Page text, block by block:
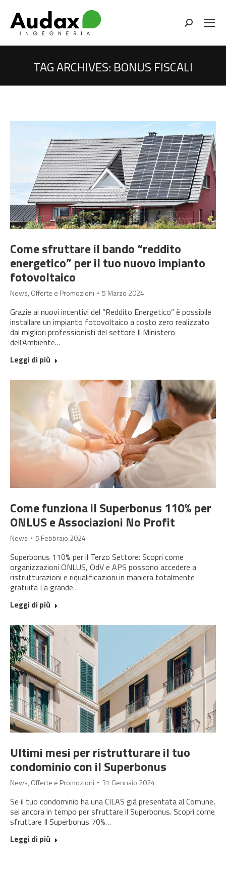
Cerca
TAG ARCHIVES: BONUS FISCALI
You are here:
Come sfruttare il bando “reddito
energetico” per il tuo nuovo impianto
fotovoltaico
News, Offerte e Promozioni 5 Marzo 2024
Grazie ai nuovi incentivi del “Reddito Energetico” è possibile
installare un impianto fotovoltaico a costo zero realizzato
dai migliori professionisti del settore Il Ministero
dell’Ambiente…
Leggi di più
Come funziona il Superbonus 110% per
ONLUS e Associazioni No Profit
News 5 Febbraio 2024
Superbonus 110% per il Terzo Settore: Scopri come
organizzazioni ONLUS, OdV e APS possono accedere a
ristrutturazioni e riqualificazioni in maniera totalmente
gratuita La grande…
Leggi di più
Ultimi mesi per ristrutturare il tuo
condominio con il Superbonus
News, Offerte e Promozioni 31 Gennaio 2024
Se il tuo condominio ha una CILAS già presentata al Comune,
sei ancora in tempo per sfruttare il Superbonus. Scopri come
sfruttare Il Superbonus 70%…
Leggi di più